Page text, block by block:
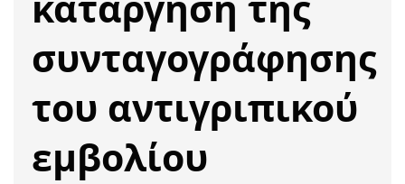
συνταγογράφησης
του αντιγριπικού
εμβολίου